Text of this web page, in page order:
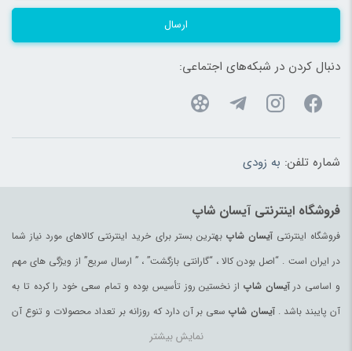
ارسال
دنبال کردن در شبکه‌های اجتماعی:
شماره تلفن: به زودی
فروشگاه اینترنتی آیسان شاپ
فروشگاه اینترنتیآیسان شاپبهترین بستر برای خرید اینترنتی کالاهای مورد نیاز شما
در ایران است . “اصل بودن کالا ، “گارانتی بازگشت” ، ” ارسال سریع” از ویژگی های مهم
و اساسی درآیسان شاپ از نخستین روز تأسیس بوده و تمام سعی خود را کرده تا به
آن پایبند باشد .آیسان شاپ سعی بر آن دارد که روزانه بر تعداد محصولات و تنوع آن
بیفزاید تا بتواند نیاز همه ی افراد با هر نوع سلیقه را در خرید محصولات اینترنتی مرتفع
نمایش بیشتر